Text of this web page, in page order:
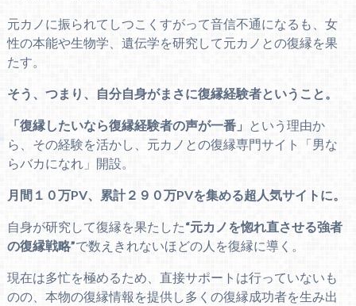
元カノに振られてしつこくすがって音信不通になるも、女
性の本能や生物学、遺伝学を研究して元カノとの復縁を果
たす。
そう、つまり、自分自身がまさに復縁経験者ということ。
「復縁したいなら復縁経験者の声が一番」 という理由か
ら、その経験を活かし、元カノとの復縁専門サイト「男な
らバカになれ」開設。
月間１０万PV、累計２９０万PVを集める超人気サイトに。
自身が研究して復縁を果たした“元カノを惚れ直させる強者
の復縁戦略”で数えきれないほどの人を復縁に導く。
現在は多忙を極めるため、直接サポートは行っていないも
のの、本物の復縁情報を提供し多くの復縁成功者を生み出